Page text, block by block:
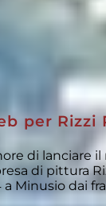
per Rizzi
di lanciare
di pittura
Minusio dai